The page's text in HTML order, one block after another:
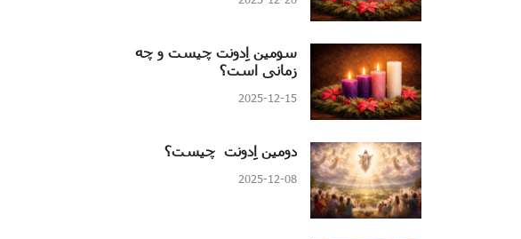
سومین اِدونت چیست و چه
زمانی است؟
2025-12-15
دومین اِدونت چیست؟
2025-12-08